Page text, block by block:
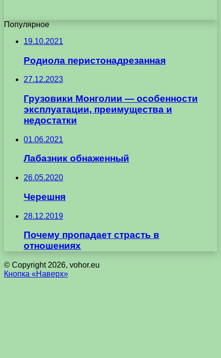
Популярное
19.10.2021
Родиола перистонадрезанная
27.12.2023
Грузовики Монголии — особенности
эксплуатации, преимущества и
недостатки
01.06.2021
Лабазник обнаженный
26.05.2020
Черешня
28.12.2019
Почему пропадает страсть в
отношениях
© Copyright 2026, vohor.eu
Кнопка «Наверх»